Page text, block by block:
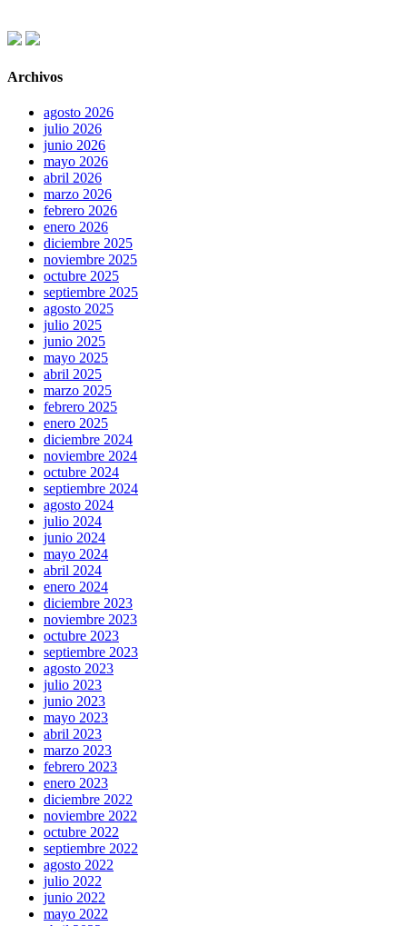
Archivos
agosto 2026
julio 2026
junio 2026
mayo 2026
abril 2026
marzo 2026
febrero 2026
enero 2026
diciembre 2025
noviembre 2025
octubre 2025
septiembre 2025
agosto 2025
julio 2025
junio 2025
mayo 2025
abril 2025
marzo 2025
febrero 2025
enero 2025
diciembre 2024
noviembre 2024
octubre 2024
septiembre 2024
agosto 2024
julio 2024
junio 2024
mayo 2024
abril 2024
enero 2024
diciembre 2023
noviembre 2023
octubre 2023
septiembre 2023
agosto 2023
julio 2023
junio 2023
mayo 2023
abril 2023
marzo 2023
febrero 2023
enero 2023
diciembre 2022
noviembre 2022
octubre 2022
septiembre 2022
agosto 2022
julio 2022
junio 2022
mayo 2022